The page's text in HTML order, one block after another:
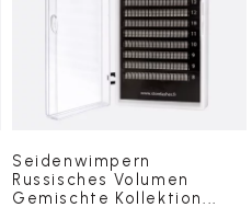
Seidenwimpern
Russisches Volumen
Gemischte Kollektion...